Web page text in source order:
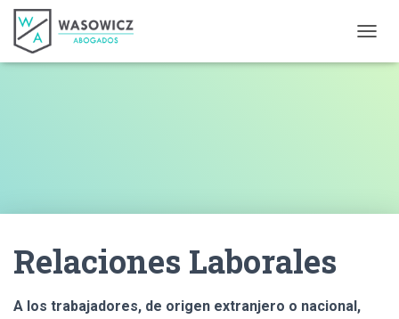
Relaciones Laborales
A los trabajadores, de origen extranjero o nacional,